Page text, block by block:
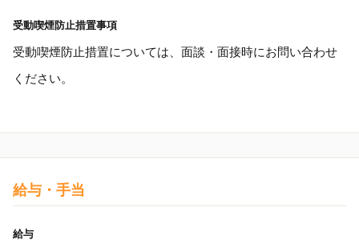
受動喫煙防止措置事項
受動喫煙防止措置については、面談・面接時にお問い合わせ
ください。
給与・手当
給与